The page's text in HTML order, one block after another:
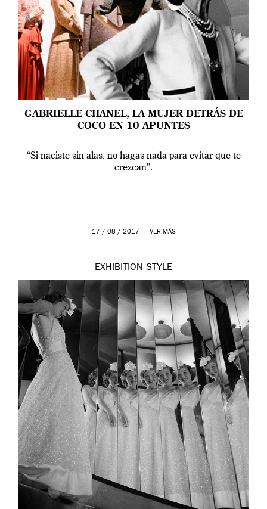
GABRIELLE CHANEL, LA MUJER DETRÁS DE
COCO EN 10 APUNTES
“Si naciste sin alas, no hagas nada para evitar que te
crezcan”.
17 / 08 / 2017 — VER MÁS
EXHIBITION STYLE